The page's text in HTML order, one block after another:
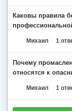
Каковы правила
Михаил 1
Почему
относятся к
Михаил 1